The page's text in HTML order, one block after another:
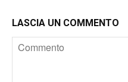
LASCIA UN COMMENTO